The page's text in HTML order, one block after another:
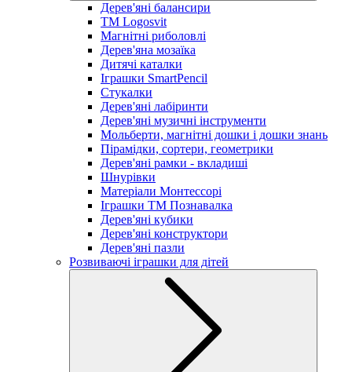
Дерев'яні балансири
TM Logosvit
Магнітні риболовлі
Дерев'яна мозаїка
Дитячі каталки
Іграшки SmartPencil
Стукалки
Дерев'яні лабіринти
Дерев'яні музичні інструменти
Мольберти, магнітні дошки і дошки знань
Пірамідки, сортери, геометрики
Дерев'яні рамки - вкладиші
Шнурівки
Матеріали Монтессорі
Іграшки ТМ Познавалка
Дерев'яні кубики
Дерев'яні конструктори
Дерев'яні пазли
Розвиваючі іграшки для дітей